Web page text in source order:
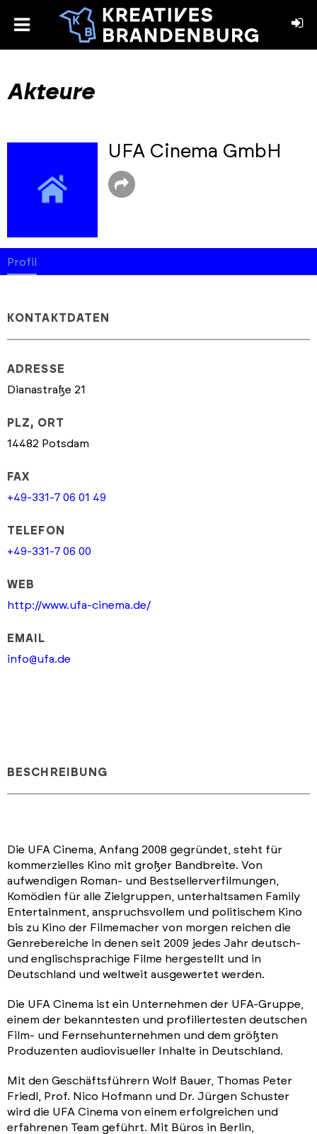
toggle
Akteure
UFA Cinema GmbH
Profil
KONTAKTDATEN
ADRESSE
Dianastraße 21
PLZ, ORT
14482 Potsdam
FAX
+49-331-7 06 01 49
TELEFON
+49-331-7 06 00
WEB
http://www.ufa-cinema.de/
EMAIL
info@ufa.de
BESCHREIBUNG
Die UFA Cinema, Anfang 2008 gegründet, steht für
kommerzielles Kino mit großer Bandbreite. Von
aufwendigen Roman- und Bestsellerverfilmungen,
Komödien für alle Zielgruppen, unterhaltsamen Family
Entertainment, anspruchsvollem und politischem Kino
bis zu Kino der Filmemacher von morgen reichen die
Genrebereiche in denen seit 2009 jedes Jahr deutsch-
und englischsprachige Filme hergestellt und in
Deutschland und weltweit ausgewertet werden.
Die UFA Cinema ist ein Unternehmen der UFA-Gruppe,
einem der bekanntesten und profiliertesten deutschen
Film- und Fernsehunternehmen und dem größten
Produzenten audiovisueller Inhalte in Deutschland.
Mit den Geschäftsführern Wolf Bauer, Thomas Peter
Friedl, Prof. Nico Hofmann und Dr. Jürgen Schuster
wird die UFA Cinema von einem erfolgreichen und
erfahrenen Team geführt. Mit Büros in Berlin,